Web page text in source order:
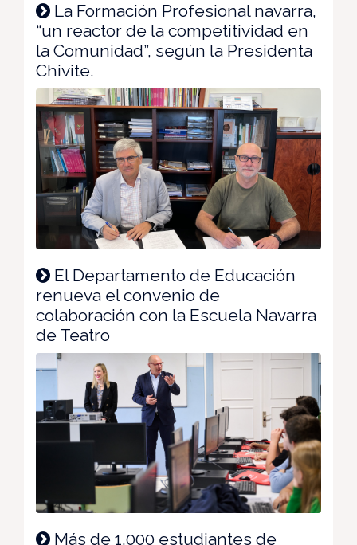
La Formación Profesional navarra,
“un reactor de la competitividad en
la Comunidad”, según la Presidenta
Chivite.
El Departamento de Educación
renueva el convenio de
colaboración con la Escuela Navarra
de Teatro
Más de 1.000 estudiantes de